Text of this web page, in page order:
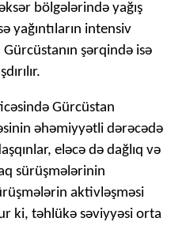
bölgələrində yağış
yağıntıların intensiv
Gürcüstanın şərqində isə
Gürcüstan
əhəmiyyətli dərəcədə
eləcə də dağlıq və
sürüşmələrinin
aktivləşməsi
ki, təhlükə səviyyəsi orta